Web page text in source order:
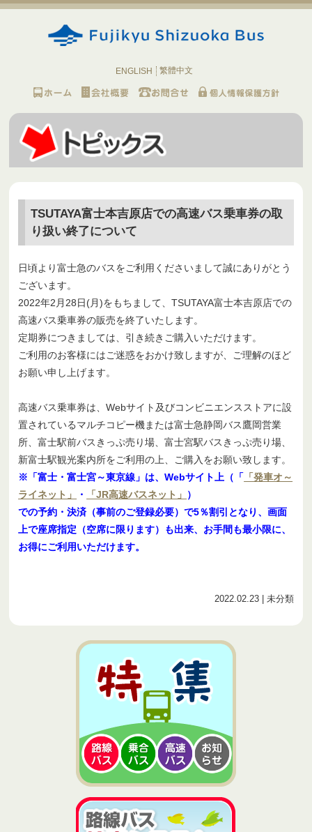
ENGLISH 繁體中文
TSUTAYA富士本吉原店での高速バス乗車券の取
り扱い終了について
日頃より富士急のバスをご利用くださいまして誠にありがとう
ございます。
2022年2月28日(月)をもちまして、TSUTAYA富士本吉原店での
高速バス乗車券の販売を終了いたします。
定期券につきましては、引き続きご購入いただけます。
ご利用のお客様にはご迷惑をおかけ致しますが、ご理解のほど
お願い申し上げます。
高速バス乗車券は、Webサイト及びコンビニエンスストアに設
置されているマルチコピー機または富士急静岡バス鷹岡営業
所、富士駅前バスきっぷ売り場、富士宮駅バスきっぷ売り場、
新富士駅観光案内所をご利用の上、ご購入をお願い致します。
※「富士・富士宮～東京線」は、Webサイト上（「 「発車オ～
ライネット」
・ 「JR高速バスネット」 ）
での予約・決済（事前のご登録必要）で5％割引となり、画面
上で座席指定（空席に限ります）も出来、お手間も最小限に、
お得にご利用いただけます。
2022.02.23| 未分類